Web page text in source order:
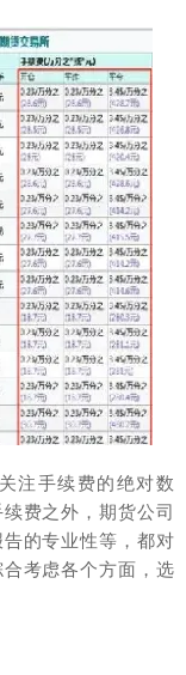
注手续费的绝对数
费之外，期货公司
的专业性等，都对
考虑各个方面，选